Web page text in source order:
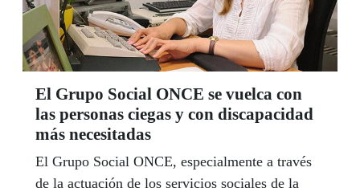
El Grupo Social ONCE se vuelca con
las personas ciegas y con discapacidad
más necesitadas
El Grupo Social ONCE, especialmente a través
de la actuación de los servicios sociales de la